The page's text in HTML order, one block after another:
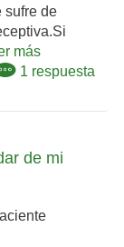
sufre de
más
1 respuesta
de mi